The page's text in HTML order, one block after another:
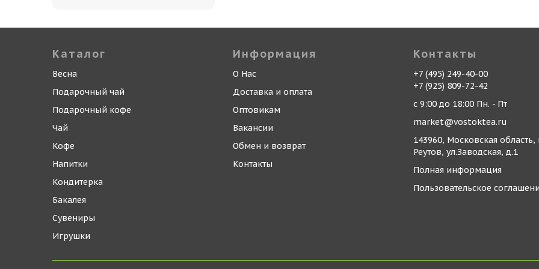
Каталог
Весна
Подарочный чай
Подарочный кофе
Чай
Кофе
Напитки
Кондитерка
Бакалея
Сувениры
Игрушки
Информация
О Нас
Доставка и оплата
Оптовикам
Вакансии
Обмен и возврат
Контакты
Контакты
+7 (495) 249-40-00
+7 (925) 809-72-42
с 9:00 до 18:00 Пн. - Пт
market@vostoktea.ru
143960, Московская область,
Реутов, ул.Заводская, д.1
Полная информация
Пользовательское